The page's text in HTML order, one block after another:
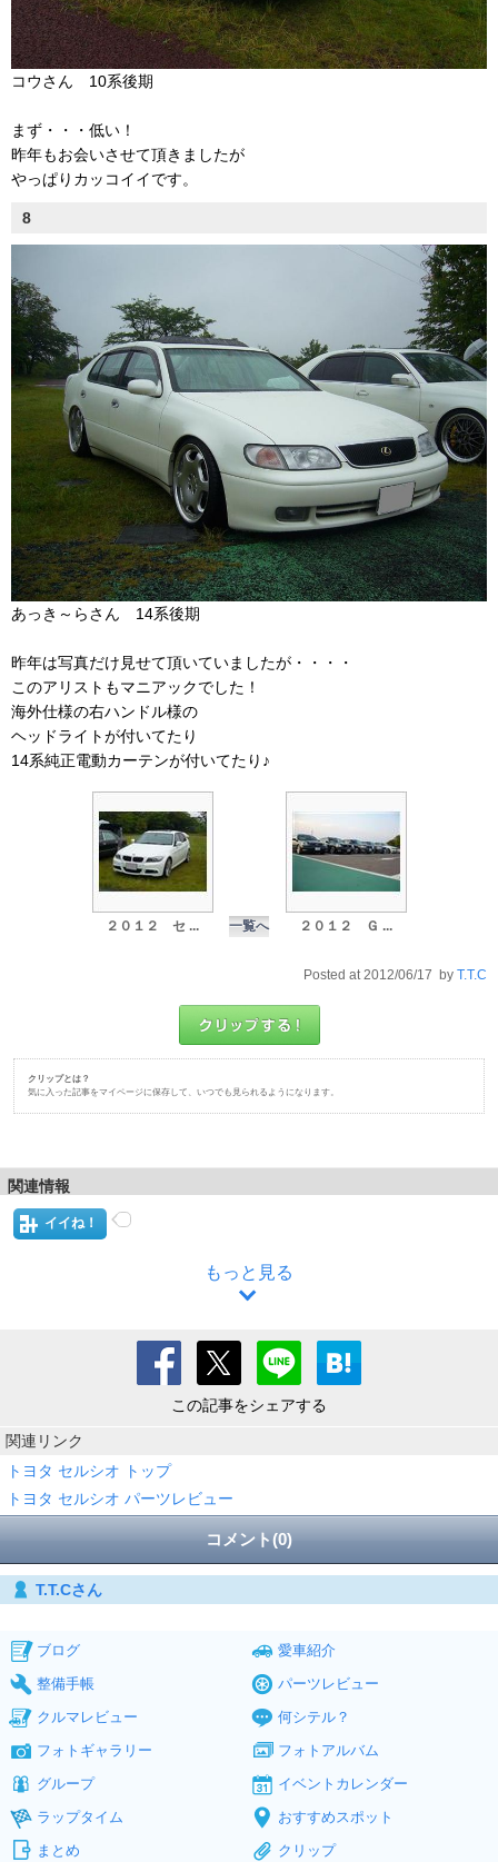
コウさん 10系後期
まず・・・低い！
昨年もお会いさせて頂きましたが
やっぱりカッコイイです。
8
あっき～らさん 14系後期
昨年は写真だけ見せて頂いていましたが・・・・
このアリストもマニアックでした！
海外仕様の右ハンドル様の
ヘッドライトが付いてたり
14系純正電動カーテンが付いてたり♪
２０１２ セ ... 一覧へ ２０１２ Ｇ ...
Posted at 2012/06/17 by T.T.C
クリップとは？
気に入った記事をマイページに保存して、いつでも見られるようになります。
関連情報
イイね！
もっと見る
この記事をシェアする
関連リンク
トヨタ セルシオ トップ
トヨタ セルシオ パーツレビュー
コメント(0)
T.T.Cさん
ブログ
愛車紹介
整備手帳
パーツレビュー
クルマレビュー
何シテル？
フォトギャラリー
フォトアルバム
グループ
イベントカレンダー
ラップタイム
おすすめスポット
まとめ
クリップ